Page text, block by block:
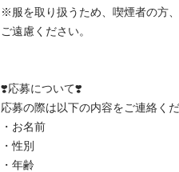
※服を取り扱うため、喫煙者の方
ご遠慮ください。
❣️応募について❣️
応募の際は以下の内容をご連絡く
・お名前
・性別
・年齢